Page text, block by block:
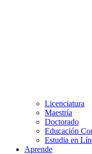
Licenciatura
Maestría
Doctorado
Educación
Estudia en
Aprende